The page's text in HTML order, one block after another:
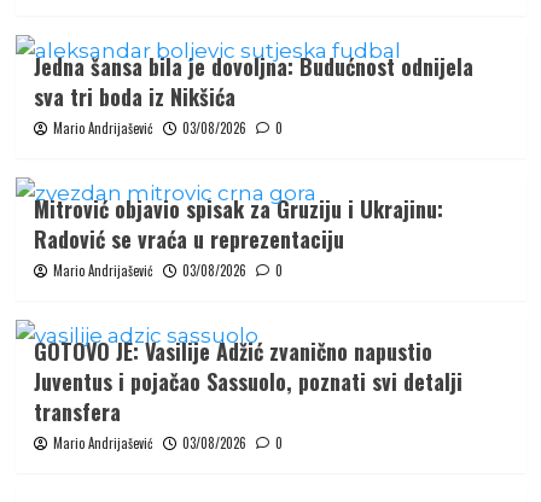
Jedna šansa bila je dovoljna: Budućnost odnijela
sva tri boda iz Nikšića
Mario Andrijašević 03/08/2026 0
Mitrović objavio spisak za Gruziju i Ukrajinu:
Radović se vraća u reprezentaciju
Mario Andrijašević 03/08/2026 0
GOTOVO JE: Vasilije Adžić zvanično napustio
Juventus i pojačao Sassuolo, poznati svi detalji
transfera
Mario Andrijašević 03/08/2026 0